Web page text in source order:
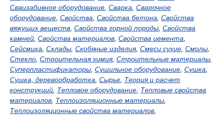
Сваизабивное оборудование Сварка Сварочное
оборудование Свойства Свойства бетона Свойства
вяжущих веществ Свойства горной породы Свойства
камней Свойства материалов Свойства цемента
Сейсмика Склады Скобяные изделия, Смеси сухие Смолы
Стекло Строительная химия, Строительные материалы
Суперпластификаторы Сушильное оборудование Сушка
Сушка, деревообработка Сырье Теория и расчет
конструкций Тепловое оборудование Тепловые свойства
материалов Теплоизоляционные материалы
Теплоизоляционные свойства материалов